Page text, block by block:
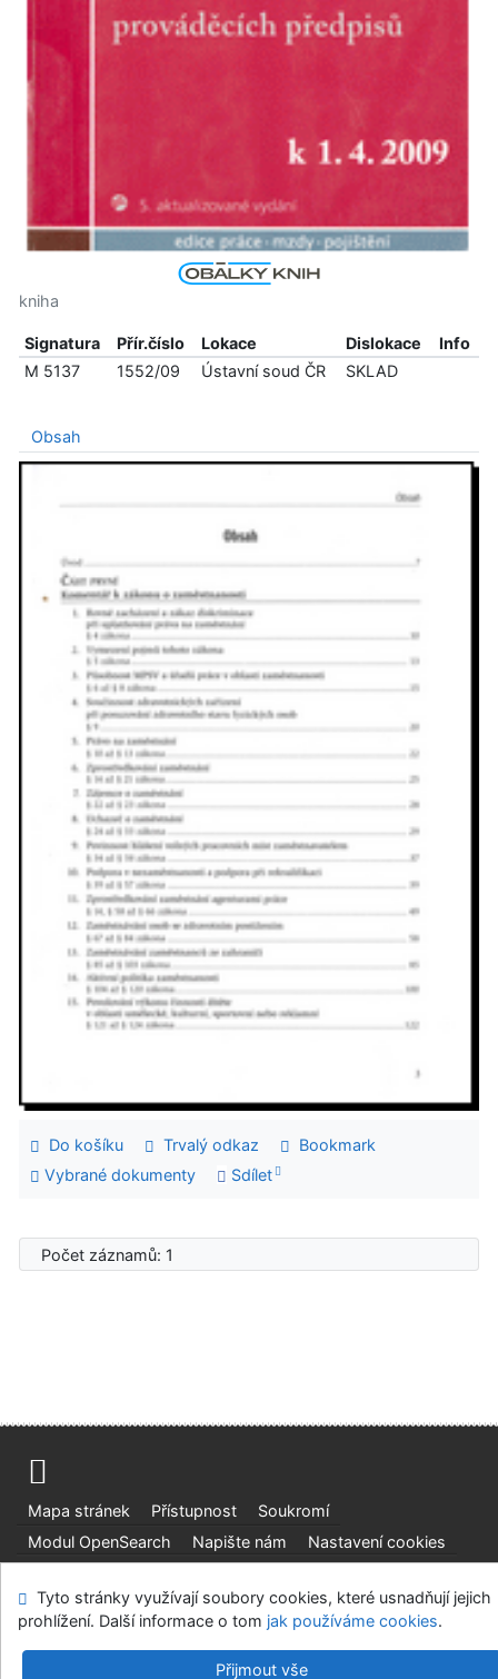
kniha
Signatura Přír.číslo Lokace Dislokace
Info
M 5137
1552/09 Ústavní soud ČR SKLAD
Obsah
Do košíku Trvalý odkaz
Bookmark
Vybrané dokumenty
Sdílet
Počet záznamů: 1
Mapa stránek Přístupnost
Soukromí
Modul OpenSearch
Napište nám Nastavení cookies
Ústavní soud, IČO: 48513687, se sídlem Joštova 625/8,
660 83 Brno
©1993-2026IPACv.4.8.63a-Cosmotron Bohemia, s.r.o.
Tyto stránky využívají soubory cookies, které usnadňují jejich
prohlížení. Další informace o tom jak používáme cookies.
Přijmout vše